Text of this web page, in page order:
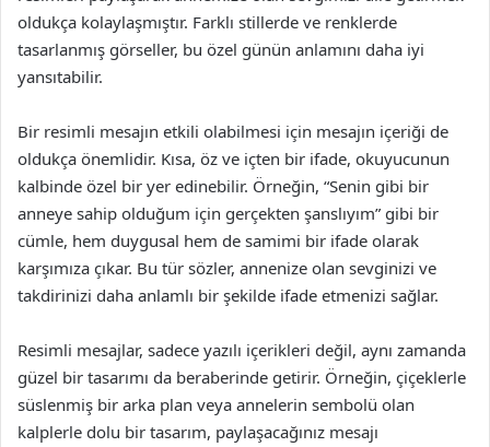
oldukça kolaylaşmıştır. Farklı stillerde ve renklerde
tasarlanmış görseller, bu özel günün anlamını daha iyi
yansıtabilir.
Bir resimli mesajın etkili olabilmesi için mesajın içeriği de
oldukça önemlidir. Kısa, öz ve içten bir ifade, okuyucunun
kalbinde özel bir yer edinebilir. Örneğin, “Senin gibi bir
anneye sahip olduğum için gerçekten şanslıyım” gibi bir
cümle, hem duygusal hem de samimi bir ifade olarak
karşımıza çıkar. Bu tür sözler, annenize olan sevginizi ve
takdirinizi daha anlamlı bir şekilde ifade etmenizi sağlar.
Resimli mesajlar, sadece yazılı içerikleri değil, aynı zamanda
güzel bir tasarımı da beraberinde getirir. Örneğin, çiçeklerle
süslenmiş bir arka plan veya annelerin sembolü olan
kalplerle dolu bir tasarım, paylaşacağınız mesajı